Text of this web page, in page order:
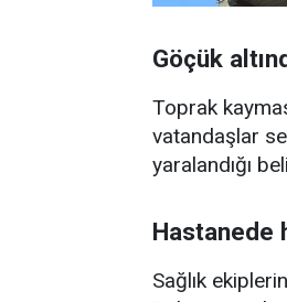
Göçük
Toprak
vatandaşlar
yaralandığı
Hastanede
Sağlık